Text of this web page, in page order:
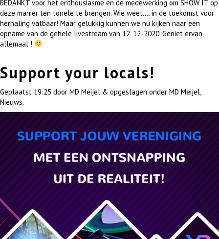
BEDANKT voor het enthousiasme en de medewerking om SHOW IT op
deze manier ten tonele te brengen. Wie weet…. in de toekomst voor
herhaling vatbaar! Maar gelukkig kunnen we nu kijken naar een
opname van de gehele livestream van 12-12-2020. Geniet ervan
allemaal !
Support your locals!
Geplaatst 19:25 door MD Meijel & opgeslagen onder MD Meijel
Nieuws.